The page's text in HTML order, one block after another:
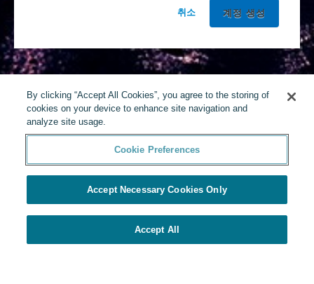
취소
By clicking “Accept All Cookies”, you agree to the storing of
cookies on your device to enhance site navigation and
analyze site usage.
Cookie Preferences
Accept Necessary Cookies Only
Accept All